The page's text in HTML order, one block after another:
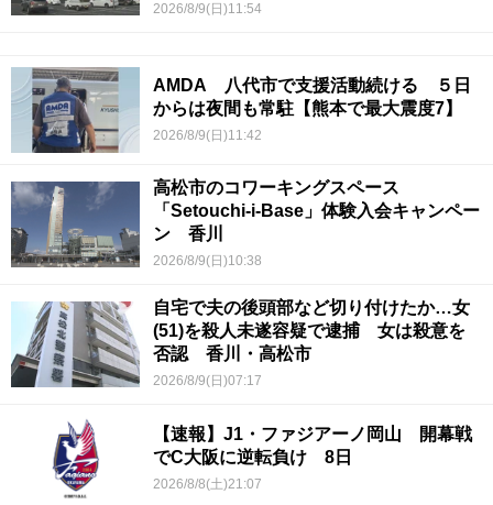
2026/8/9(日)11:54
AMDA 八代市で支援活動続ける ５日
からは夜間も常駐【熊本で最大震度7】
2026/8/9(日)11:42
高松市のコワーキングスペース
「Setouchi-i-Base」体験入会キャンペー
ン 香川
2026/8/9(日)10:38
自宅で夫の後頭部など切り付けたか…女
(51)を殺人未遂容疑で逮捕 女は殺意を
否認 香川・高松市
2026/8/9(日)07:17
【速報】J1・ファジアーノ岡山 開幕戦
でC大阪に逆転負け 8日
2026/8/8(土)21:07